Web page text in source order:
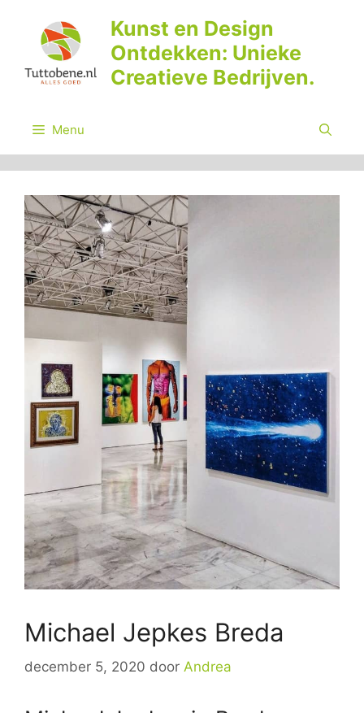
inhoud
Kunst en Design
Ontdekken: Unieke
Creatieve Bedrijven.
Menu
Michael Jepkes Breda
december 5, 2020 door Andrea